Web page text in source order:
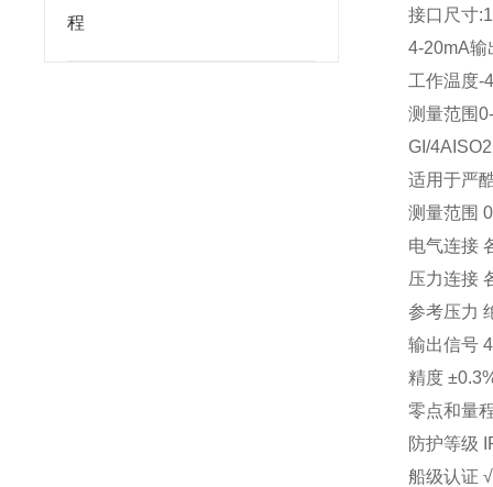
程
接口尺寸
4-20mA输
工作温度
测量范围
GI/
适用于严
测量范围
电气连接
压力连接
参考压力
输出信号
精度
零点和量
防护等级
船级认证 √